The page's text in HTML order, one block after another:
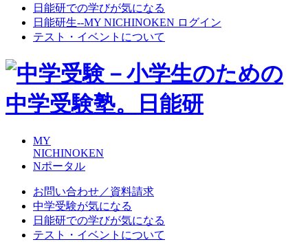
日能研での学びが気になる
日能研生--MY NICHINOKEN ログイン
テスト・イベントについて
MY
NICHINOKEN
Nポータル
お問い合わせ／資料請求
中学受験が気になる
日能研での学びが気になる
テスト・イベントについて